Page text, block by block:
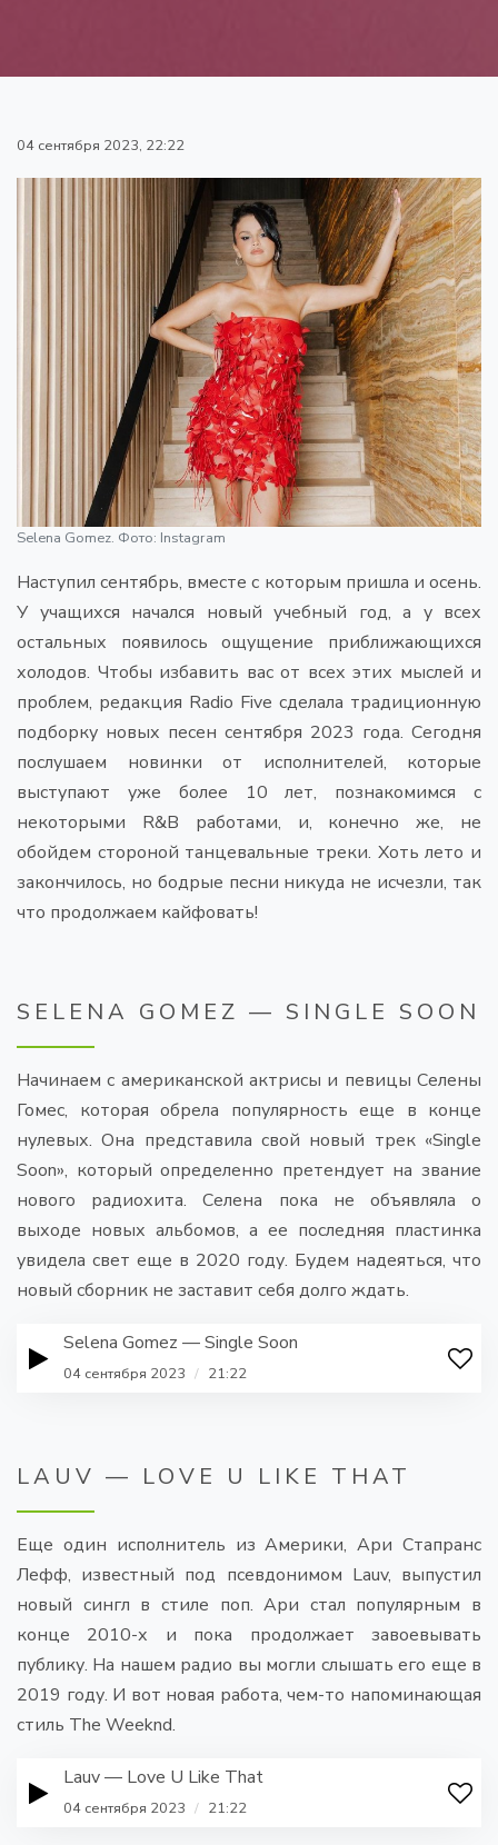
04 сентября 2023, 22:22
Selena Gomez. Фото: Instagram
Наступил сентябрь, вместе с которым пришла и осень.
У учащихся начался новый учебный год, а у всех
остальных появилось ощущение приближающихся
холодов. Чтобы избавить вас от всех этих мыслей и
проблем, редакция Radio Five сделала традиционную
подборку новых песен сентября 2023 года. Сегодня
послушаем новинки от исполнителей, которые
выступают уже более 10 лет, познакомимся с
некоторыми R&B работами, и, конечно же, не
обойдем стороной танцевальные треки. Хоть лето и
закончилось, но бодрые песни никуда не исчезли, так
что продолжаем кайфовать!
SELENA GOMEZ — SINGLE SOON
Начинаем с американской актрисы и певицы Селены
Гомес, которая обрела популярность еще в конце
нулевых. Она представила свой новый трек «Single
Soon», который определенно претендует на звание
нового радиохита. Селена пока не объявляла о
выходе новых альбомов, а ее последняя пластинка
увидела свет еще в 2020 году. Будем надеяться, что
новый сборник не заставит себя долго ждать.
Selena Gomez — Single Soon
04 сентября 2023 / 21:22
LAUV — LOVE U LIKE THAT
Еще один исполнитель из Америки, Ари Стапранс
Лефф, известный под псевдонимом Lauv, выпустил
новый сингл в стиле поп. Ари стал популярным в
конце 2010-х и пока продолжает завоевывать
публику. На нашем радио вы могли слышать его еще в
2019 году. И вот новая работа, чем-то напоминающая
стиль The Weeknd.
Lauv — Love U Like That
04 сентября 2023 / 21:22